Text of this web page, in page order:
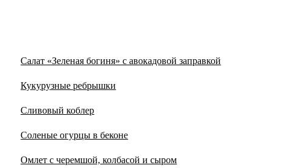
Салат «Зеленая богиня» с авокадовой заправкой
Кукурузные ребрышки
Сливовый коблер
Соленые огурцы в беконе
Омлет с черемшой, колбасой и сыром